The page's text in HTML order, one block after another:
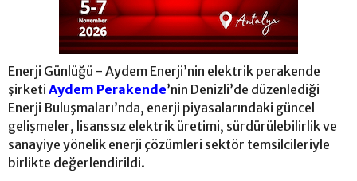
Enerji Günlüğü - Aydem Enerji’nin elektrik perakende
şirketi Aydem Perakende’nin Denizli’de düzenlediği
Enerji Buluşmaları’nda, enerji piyasalarındaki güncel
gelişmeler, lisanssız elektrik üretimi, sürdürülebilirlik ve
sanayiye yönelik enerji çözümleri sektör temsilcileriyle
birlikte değerlendirildi.